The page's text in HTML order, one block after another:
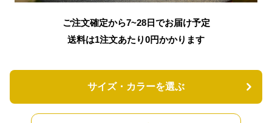
ご注文確定から7~28日でお届け予定
送料は1注文あたり0円かかります
サイズ・カラーを選ぶ